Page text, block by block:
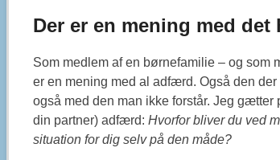
Der er en mening med
Som medlem af en børnefamilie – og som
er en mening med al adfærd. Også den
også med den man ikke forstår. Jeg
din partner) adfærd: Hvorfor bliver du ved
situation for dig selv på den måde?